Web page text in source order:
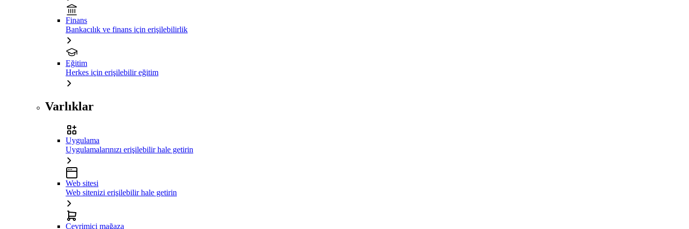
Finans
Bankacılık ve finans için erişilebilirlik
Eğitim
Herkes için erişilebilir eğitim
Varlıklar
Uygulama
Uygulamalarınızı erişilebilir hale getirin
Web sitesi
Web sitenizi erişilebilir hale getirin
Çevrimiçi mağaza